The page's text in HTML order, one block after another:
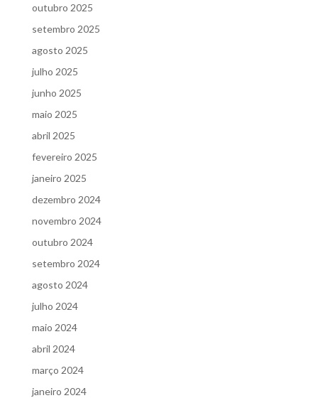
outubro 2025
setembro 2025
agosto 2025
julho 2025
junho 2025
maio 2025
abril 2025
fevereiro 2025
janeiro 2025
dezembro 2024
novembro 2024
outubro 2024
setembro 2024
agosto 2024
julho 2024
maio 2024
abril 2024
março 2024
janeiro 2024